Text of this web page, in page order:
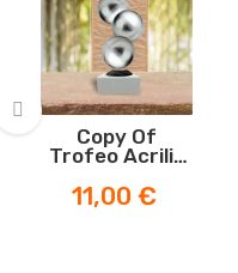
Copy Of
Trofeo Acrilic
Prezzo
11,00 €